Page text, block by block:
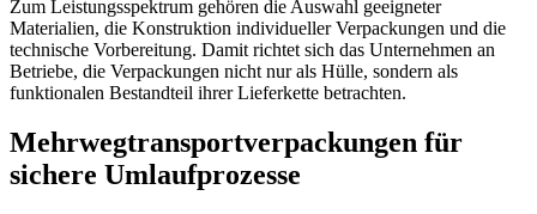
Zum Leistungsspektrum gehören die Auswahl geeigneter
Materialien, die Konstruktion individueller Verpackungen und die
technische Vorbereitung. Damit richtet sich das Unternehmen an
Betriebe, die Verpackungen nicht nur als Hülle, sondern als
funktionalen Bestandteil ihrer Lieferkette betrachten.
Mehrwegtransportverpackungen für
sichere Umlaufprozesse